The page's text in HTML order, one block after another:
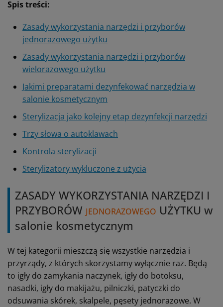
Spis treści:
Zasady wykorzystania narzędzi i przyborów
jednorazowego użytku
Zasady wykorzystania narzędzi i przyborów
wielorazowego użytku
Jakimi preparatami dezynfekować narzędzia w
salonie kosmetycznym
Sterylizacja jako kolejny etap dezynfekcji narzędzi
Trzy słowa o autoklawach
Kontrola sterylizacji
Sterylizatory wykluczone z użycia
ZASADY WYKORZYSTANIA NARZĘDZI I
PRZYBORÓW JEDNORAZOWEGO UŻYTKU w
salonie kosmetycznym
W tej kategorii mieszczą się wszystkie narzędzia i
przyrządy, z których skorzystamy wyłącznie raz. Będą
to igły do zamykania naczynek, igły do botoksu,
nasadki, igły do makijażu, pilniczki, patyczki do
odsuwania skórek, skalpele, pęsety jednorazowe. W